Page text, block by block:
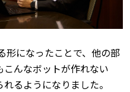
形になったことで、他の部
んなボットが作れない
るようになりました。